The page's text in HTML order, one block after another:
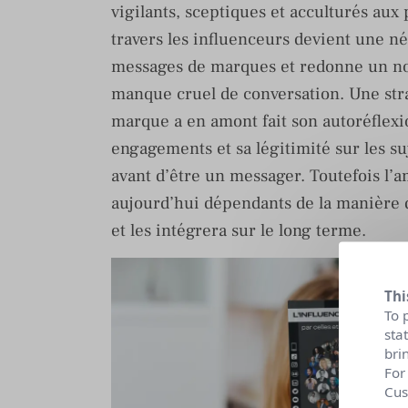
vigilants, sceptiques et acculturés
travers les influenceurs devient une
messages de marques et redonne un
manque cruel de conversation. Une
marque a en amont fait son
engagements et sa légitimité sur les
avant d’être un messager. Toutefois
aujourd’hui dépendants de la
et les intégrera sur le long terme.
To